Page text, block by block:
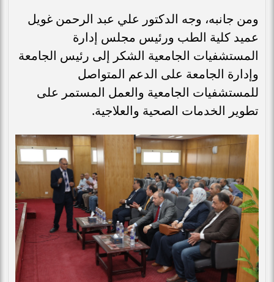
ومن جانبه، وجه الدكتور علي عبد الرحمن غويل
عميد كلية الطب ورئيس مجلس إدارة
المستشفيات الجامعية الشكر إلى رئيس الجامعة
وإدارة الجامعة على الدعم المتواصل
للمستشفيات الجامعية والعمل المستمر على
تطوير الخدمات الصحية والعلاجية.